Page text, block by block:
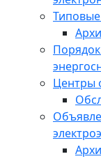
Центры